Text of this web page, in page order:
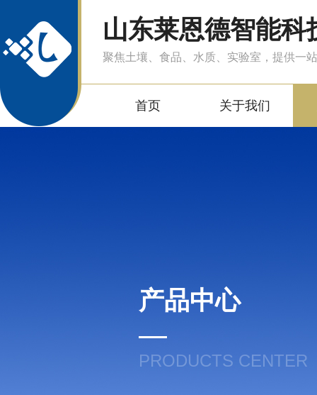
山东莱恩德智能科
聚焦土壤、食品、水质、实验室，提供一
首页 关于我们
产品中心
PRODUCTS CENTER